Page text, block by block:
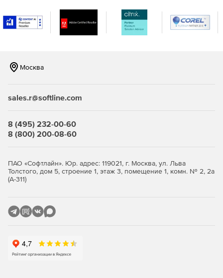
Москва
sales.r@softline.com
8 (495) 232-00-60
8 (800) 200-08-60
ПАО «Софтлайн». Юр. адрес: 119021, г. Москва, ул. Льва
Толстого, дом 5, строение 1, этаж 3, помещение 1, комн. № 2, 2а
(А-311)